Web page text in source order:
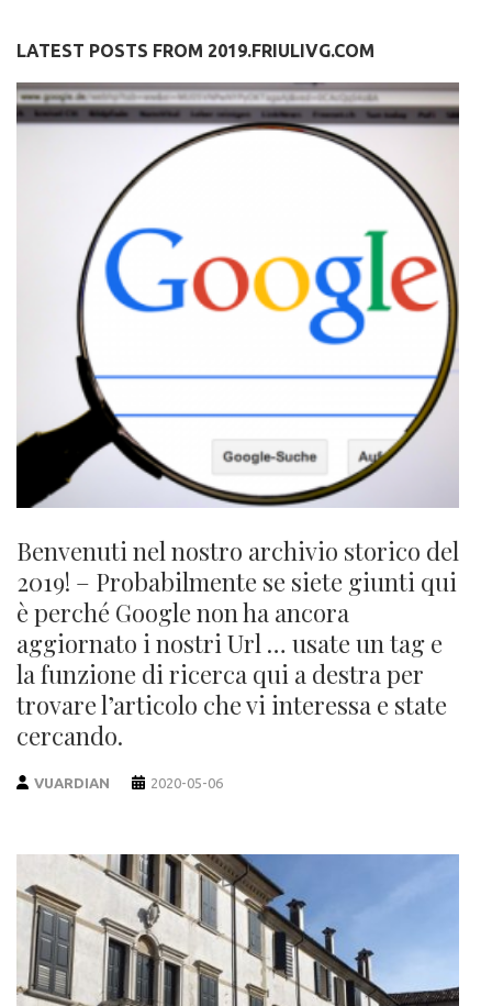
LATEST POSTS FROM 2019.FRIULIVG.COM
Benvenuti nel nostro archivio storico del
2019! – Probabilmente se siete giunti qui
è perché Google non ha ancora
aggiornato i nostri Url … usate un tag e
la funzione di ricerca qui a destra per
trovare l’articolo che vi interessa e state
cercando.
VUARDIAN 2020-05-06